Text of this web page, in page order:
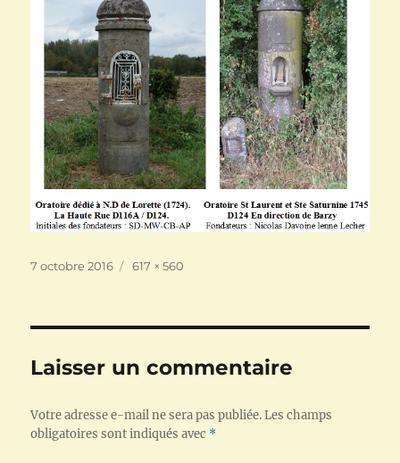
Publié
7 octobre 2016
Taille
617 × 560
Laisser un commentaire
Votre adresse e-mail ne sera pas publiée. Les champs
obligatoires sont indiqués avec *